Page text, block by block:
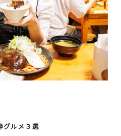
グルメ３選